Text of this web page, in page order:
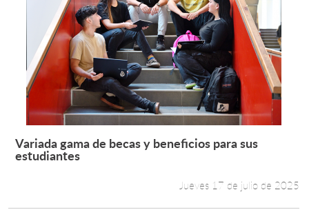
Leer más +
Variada gama de becas y beneficios para sus
estudiantes
Jueves 17 de julio de 2025